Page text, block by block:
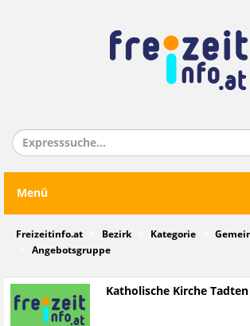
Menü
Freizeitinfo.at Bezirk Kategorie
Angebotsgruppe
Katholische Kirche Tadten